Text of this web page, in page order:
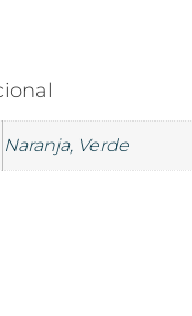
Naranja, Verde